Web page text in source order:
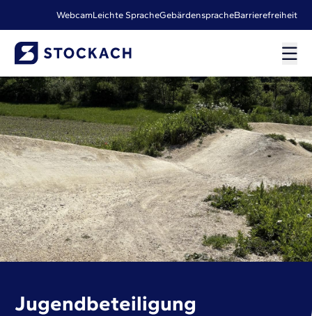
WebcamLeichte SpracheGebärdenspracheBarrierefreiheit
Jugendbeteiligung